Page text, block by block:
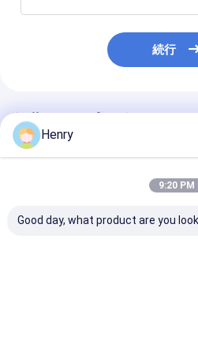
続行
推薦されたプロダクト
Henry
9:20 PM
Good day, what product are you